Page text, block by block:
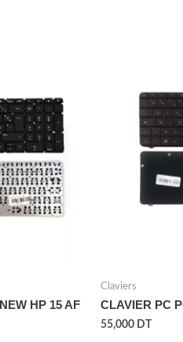
HP 15 AF
Claviers
CLAVIER PC
55,000 DT